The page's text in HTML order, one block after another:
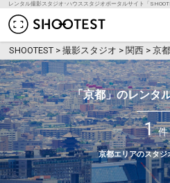
レンタル撮影スタジオ･ハウススタジオポータルサイト「
レンタル撮影
SHOOTEST >撮影スタジオ > 関西 >京都
「京都」のレンタ
1 件
京都エリアのスタジ